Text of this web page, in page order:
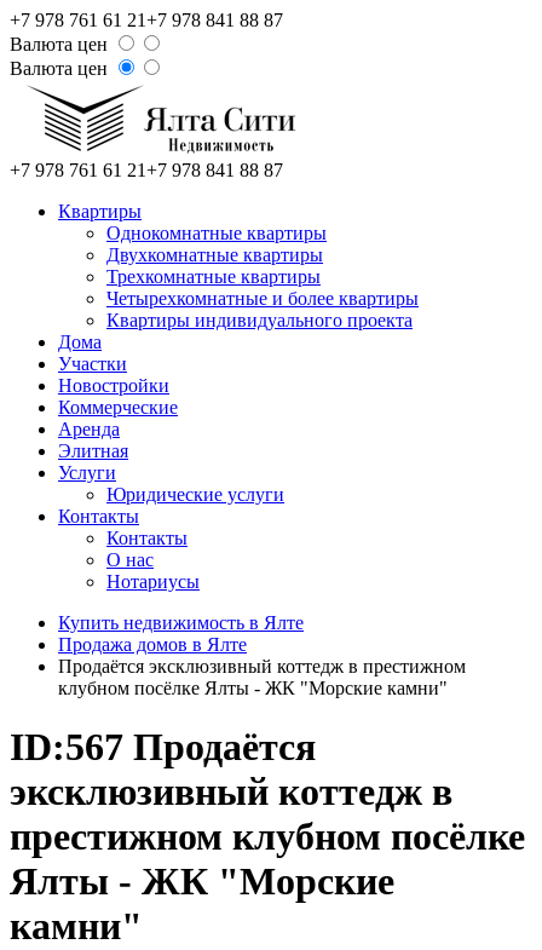
+7 978 761 61 21+7 978 841 88 87
Валюта цен
Валюта цен
+7 978 761 61 21+7 978 841 88 87
Квартиры
Однокомнатные квартиры
Двухкомнатные квартиры
Трехкомнатные квартиры
Четырехкомнатные и более квартиры
Квартиры индивидуального проекта
Дома
Участки
Новостройки
Коммерческие
Аренда
Элитная
Услуги
Юридические услуги
Контакты
Контакты
О нас
Нотариусы
Купить недвижимость в Ялте
Продажа домов в Ялте
Продаётся эксклюзивный коттедж в престижном
клубном посёлке Ялты - ЖК "Морские камни"
ID:567 Продаётся
эксклюзивный коттедж в
престижном клубном посёлке
Ялты - ЖК "Морские
камни"